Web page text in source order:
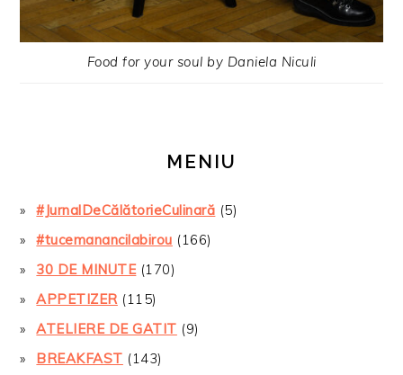
Food for your soul by Daniela Niculi
MENIU
#JurnalDeCălătorieCulinară (5)
#tucemanancilabirou (166)
30 DE MINUTE(170)
APPETIZER(115)
ATELIERE DE GATIT (9)
BREAKFAST (143)